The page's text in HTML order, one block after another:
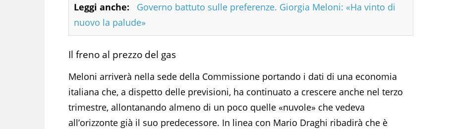
Leggi anche:
Governo battuto sulle preferenze. Giorgia Meloni: «Ha vinto di
nuovo la palude»
Il freno al prezzo del gas
Meloni arriverà nella sede della Commissione portando i dati di una economia
italiana che, a dispetto delle previsioni, ha continuato a crescere anche nel terzo
trimestre, allontanando almeno di un poco quelle «nuvole» che vedeva
all’orizzonte già il suo predecessore. In linea con Mario Draghi ribadirà che è